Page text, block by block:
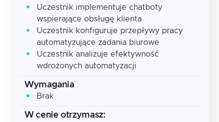
Uczestnik implementuje chatboty
wspierające obsługę klienta
Uczestnik konfiguruje przepływy pracy
automatyzujące zadania biurowe
Uczestnik analizuje efektywność
wdrożonych automatyzacji
Wymagania
Brak
W cenie otrzymasz: